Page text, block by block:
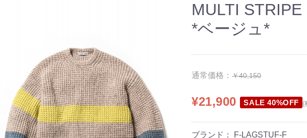
MULTI STRIPE
*ベージュ*
通常価格： ￥40,150
¥21,900 SALE 40%OFF (
ブランド： F-LAGSTUF-F